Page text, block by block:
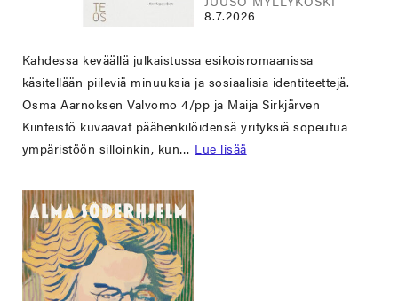
8.7.2026
Kahdessa keväällä julkaistussa esikoisromaanissa
käsitellään piileviä minuuksia ja sosiaalisia identiteettejä.
Osma Aarnoksen Valvomo 4/pp ja Maija Sirkjärven
Kiinteistö kuvaavat päähenkilöidensä yrityksiä sopeutua
ympäristöön silloinkin, kun… Lue lisää